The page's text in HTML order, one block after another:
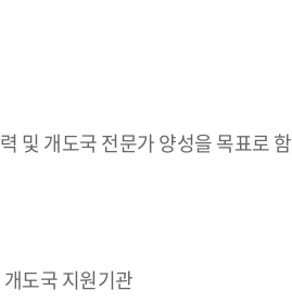
및 개도국 전문가 양성을 목표로 함
도국 지원기관